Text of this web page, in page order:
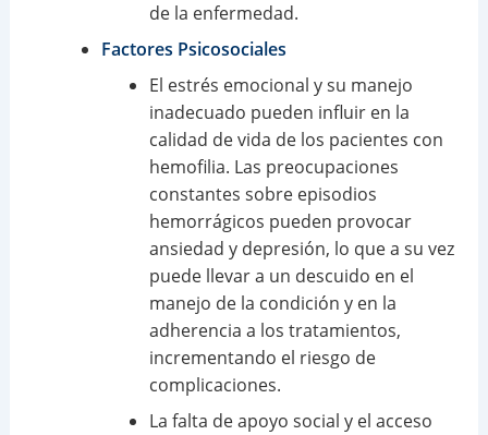
de la enfermedad.
Factores Psicosociales
El estrés emocional y su manejo
inadecuado pueden influir en la
calidad de vida de los pacientes con
hemofilia. Las preocupaciones
constantes sobre episodios
hemorrágicos pueden provocar
ansiedad y depresión, lo que a su vez
puede llevar a un descuido en el
manejo de la condición y en la
adherencia a los tratamientos,
incrementando el riesgo de
complicaciones.
La falta de apoyo social y el acceso